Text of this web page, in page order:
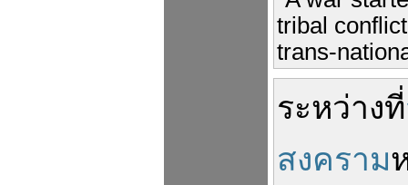
tribal
trans-
ระหว่างที่
สงคราม